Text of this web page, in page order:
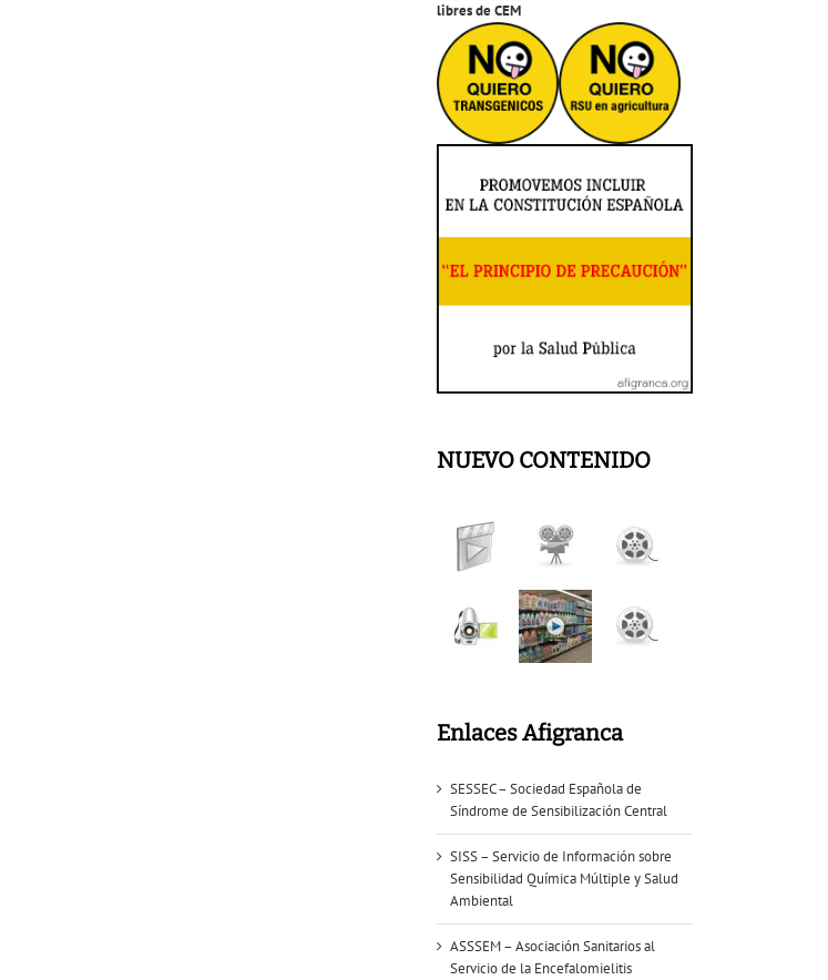
libres de CEM
NUEVO CONTENIDO
Enlaces Afigranca
SESSEC – Sociedad Española de
Síndrome de Sensibilización Central
SISS – Servicio de Información sobre
Sensibilidad Química Múltiple y Salud
Ambiental
ASSSEM – Asociación Sanitarios al
Servicio de la Encefalomielitis